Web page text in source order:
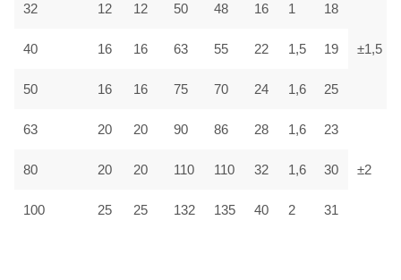
32 12 12 50 48 16 1 18
±1,5
40 16 16 63 55 22 1,5 19
50 16 16 75 70 24 1,6 25
63 20 20 90 86 28 1,6 23
±2
80 20 20 110 110 32 1,6 30
100 25 25 132 135 40 2 31